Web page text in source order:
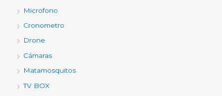
Microfono
Cronometro
Drone
Cámaras
Matamosquitos
TV BOX